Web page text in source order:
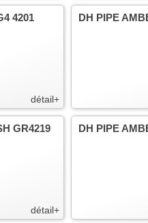
détail+
4201 DH PIPE
détail+
GR4219 DH PIPE